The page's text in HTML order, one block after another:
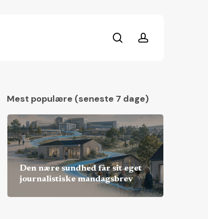
searchaccount
Mest populære (seneste 7 dage)
Den nære sundhed får sit eget
journalistiske mandagsbrev